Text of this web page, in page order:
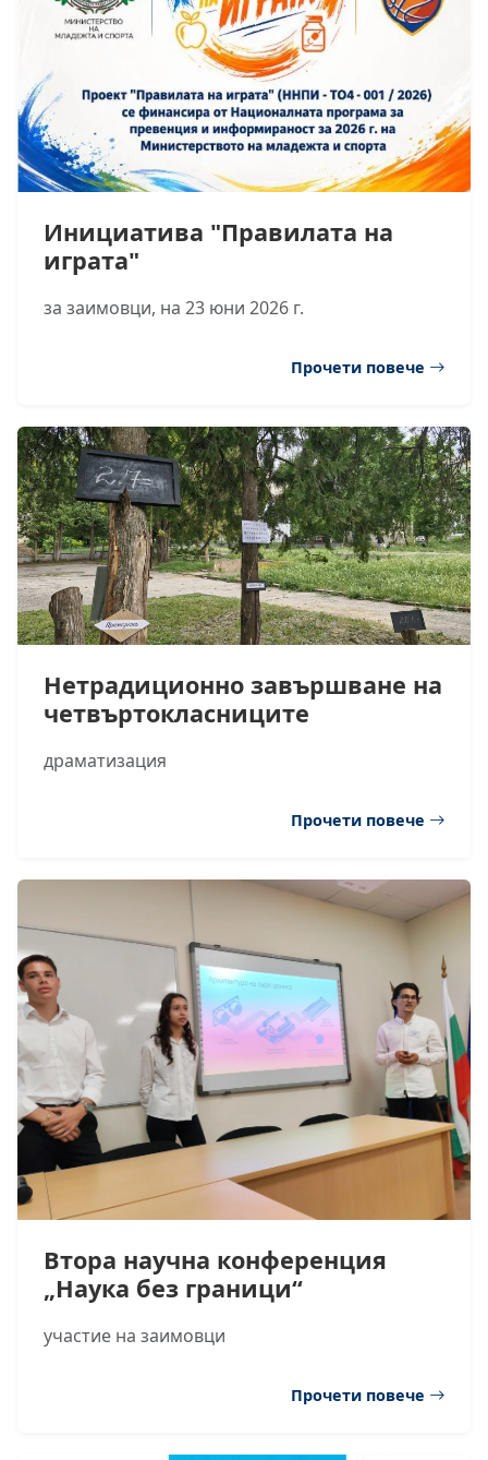
Инициатива "Правилата на
играта"
за заимовци, на 23 юни 2026 г.
Прочети повече
Нетрадиционно завършване на
четвъртокласниците
драматизация
Прочети повече
Втора научна конференция
„Наука без граници“
участие на заимовци
Прочети повече